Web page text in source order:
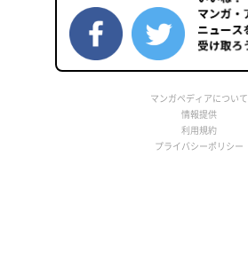
マンガペディアについて
情報提供
利用規約
プライバシーポリシー